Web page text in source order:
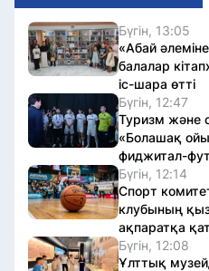
Бүгін, 13:05
«Абай
балалар
іс-шара өтті
Бүгін, 12:47
Туризм және
«Болашақ
фиджитал-
Бүгін, 12:14
Спорт
клубының
ақпаратқа
Бүгін, 12:08
Ұлттық